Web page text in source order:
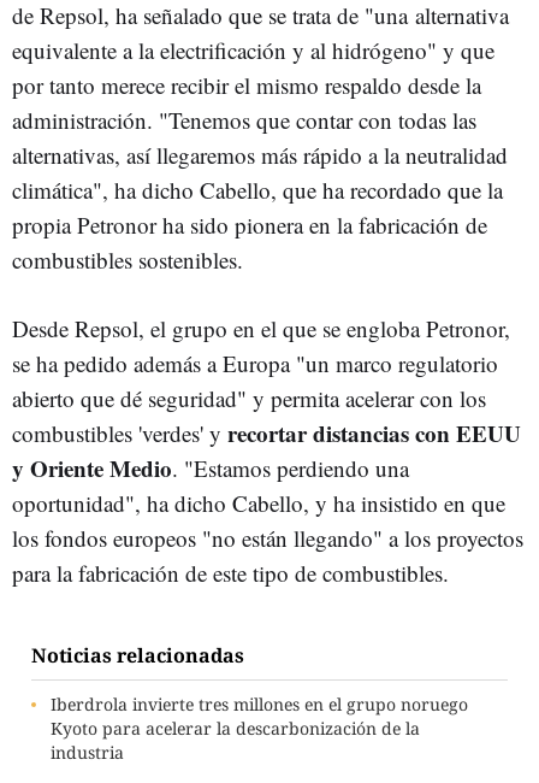
de Repsol, ha señalado que se trata de "una alternativa
equivalente a la electrificación y al hidrógeno" y que
por tanto merece recibir el mismo respaldo desde la
administración. "Tenemos que contar con todas las
alternativas, así llegaremos más rápido a la neutralidad
climática", ha dicho Cabello, que ha recordado que la
propia Petronor ha sido pionera en la fabricación de
combustibles sostenibles.
Desde Repsol, el grupo en el que se engloba Petronor,
se ha pedido además a Europa "un marco regulatorio
abierto que dé seguridad" y permita acelerar con los
combustibles 'verdes' y recortar distancias con EEUU
y Oriente Medio. "Estamos perdiendo una
oportunidad", ha dicho Cabello, y ha insistido en que
los fondos europeos "no están llegando" a los proyectos
para la fabricación de este tipo de combustibles.
Noticias relacionadas
Iberdrola invierte tres millones en el grupo noruego
Kyoto para acelerar la descarbonización de la
industria